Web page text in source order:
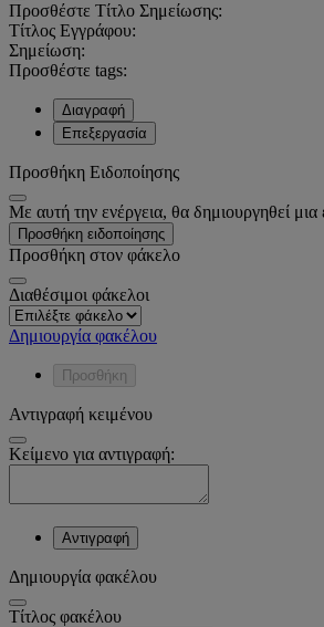
Προσθέστε Τίτλο Σημείωσης:
Τίτλος Εγγράφου:
Σημείωση:
Προσθέστε tags:
Διαγραφή
Επεξεργασία
Προσθήκη Ειδοποίησης
Με αυτή την ενέργεια, θα δημιουργηθεί
Προσθήκη ειδοποίησης
Προσθήκη στον φάκελο
Διαθέσιμοι φάκελοι
Δημιουργία φακέλου
Προσθήκη
Αντιγραφή κειμένου
Κείμενο για αντιγραφή:
Αντιγραφή
Δημιουργία φακέλου
Tίτλος φακέλου